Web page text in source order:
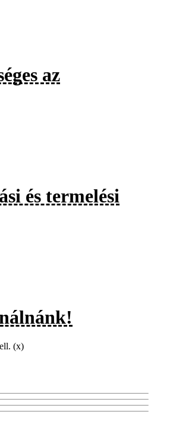
az
és termelési
(x)